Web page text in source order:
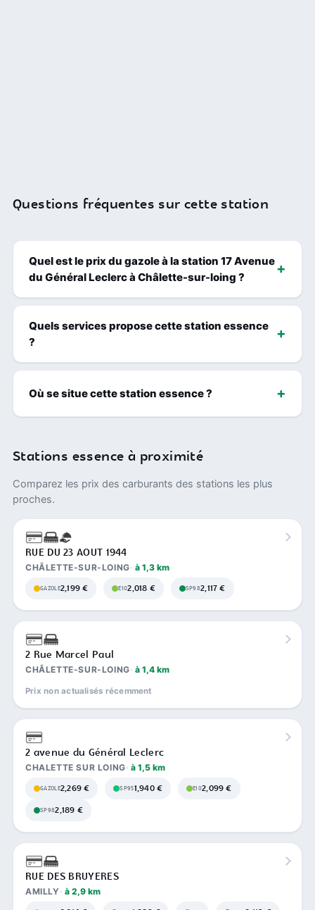
Questions fréquentes sur cette station
Quel est le prix du gazole à la station 17 Avenue
du Général Leclerc à Châlette-sur-loing ?
Quels services propose cette station essence
?
Où se situe cette station essence ?
Stations essence à proximité
Comparez les prix des carburants des stations les plus
proches.
RUE DU 23 AOUT 1944
CHÂLETTE-SUR-LOING à 1,3 km
GAZOLE2,199 € E102,018 € SP982,117 €
2 Rue Marcel Paul
CHÂLETTE-SUR-LOING à 1,4 km
Prix non actualisés récemment
2 avenue du Général Leclerc
CHALETTE SUR LOING à 1,5 km
GAZOLE2,269 € SP951,940 € E102,099 €
SP982,189 €
RUE DES BRUYERES
AMILLY à 2,9 km